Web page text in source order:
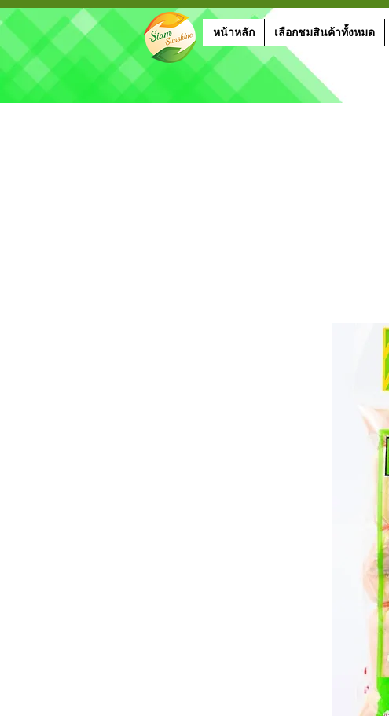
หน้าหลัก เลือกชมสินค้าทั้งหมด